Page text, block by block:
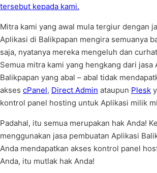
tersebut kepada kami.
Mitra kami yang awal mula tergiur dengan
Aplikasi di Balikpapan mengira semuanya
saja, nyatanya mereka mengeluh dan
Semua mitra kami yang hengkang dari jasa
Balikpapan yang abal – abal tidak
akses cPanel, Direct Admin ataupun Plesk
kontrol panel hosting untuk Aplikasi milik
Padahal, itu semua merupakan hak Anda!
menggunakan jasa pembuatan Aplikasi
Anda mendapatkan akses kontrol panel
Anda, itu mutlak hak Anda!